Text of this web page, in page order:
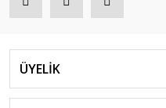
ÜYELİK